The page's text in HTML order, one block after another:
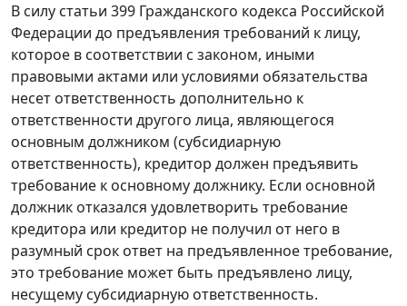
В силу статьи 399 Гражданского кодекса Российской
Федерации до предъявления требований к лицу,
которое в соответствии с законом, иными
правовыми актами или условиями обязательства
несет ответственность дополнительно к
ответственности другого лица, являющегося
основным должником (субсидиарную
ответственность), кредитор должен предъявить
требование к основному должнику. Если основной
должник отказался удовлетворить требование
кредитора или кредитор не получил от него в
разумный срок ответ на предъявленное требование,
это требование может быть предъявлено лицу,
несущему субсидиарную ответственность.